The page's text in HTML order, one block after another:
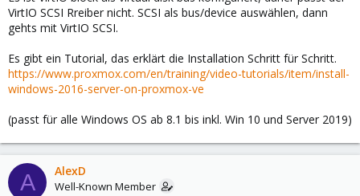
VirtIO SCSI Rreiber nicht. SCSI als bus/device auswählen, dann
gehts mit VirtIO SCSI.
Es gibt ein Tutorial, das erklärt die Installation Schritt für Schritt.
https://www.proxmox.com/en/training/video-tutorials/item/install-
windows-2016-server-on-proxmox-ve
(passt für alle Windows OS ab 8.1 bis inkl. Win 10 und Server 2019)
A AlexD
Well-Known Member